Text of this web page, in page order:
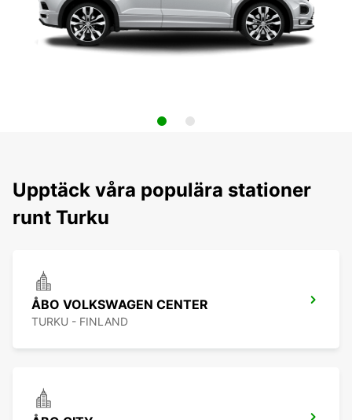
Upptäck våra populära stationer
runt Turku
ÅBO VOLKSWAGEN CENTER
TURKU - FINLAND